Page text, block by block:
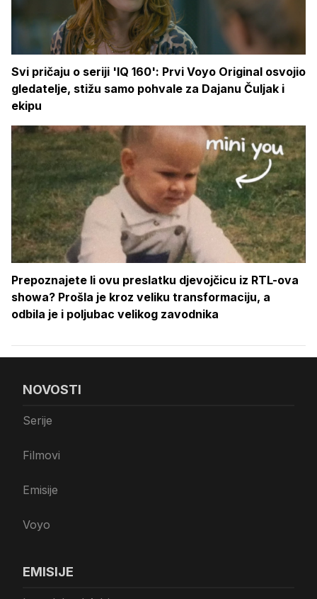
Svi pričaju o seriji 'IQ 160': Prvi Voyo Original osvojio
gledatelje, stižu samo pohvale za Dajanu Čuljak i
ekipu
Prepoznajete li ovu preslatku djevojčicu iz RTL-ova
showa? Prošla je kroz veliku transformaciju, a
odbila je i poljubac velikog zavodnika
NOVOSTI
Serije
Filmovi
Emisije
Voyo
EMISIJE